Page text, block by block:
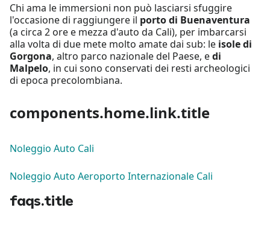
Chi ama le immersioni non può lasciarsi sfuggire
l'occasione di raggiungere il porto di Buenaventura
(a circa 2 ore e mezza d'auto da Cali), per imbarcarsi
alla volta di due mete molto amate dai sub: le isole di
Gorgona, altro parco nazionale del Paese, edi
Malpelo, in cui sono conservati dei resti archeologici
di epoca precolombiana.
components.home.link.title
Noleggio Auto Cali
Noleggio Auto Aeroporto Internazionale Cali
faqs.title